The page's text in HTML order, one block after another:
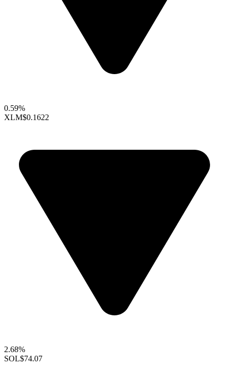
0.59%
XLM$0.1622
2.68%
SOL$74.07